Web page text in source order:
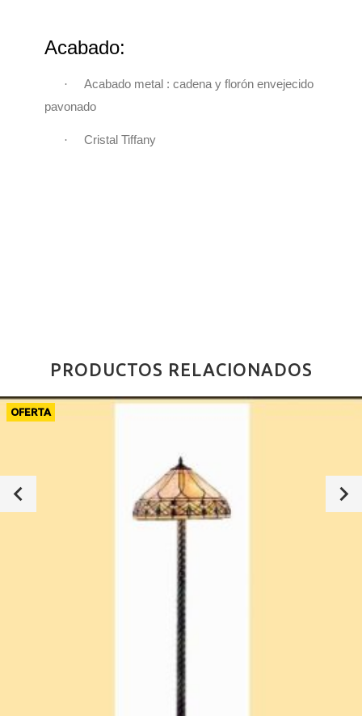
Acabado:
·
Acabado metal : cadena y florón envejecido
pavonado
· Cristal Tiffany
PRODUCTOS RELACIONADOS
OFERTA